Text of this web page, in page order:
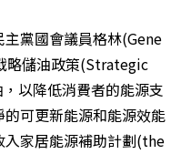
黨國會議員格林(Gene
略儲油政策(Strategic
以降低消費者的能源支
可更新能源和能源效能
家居能源補助計劃(the